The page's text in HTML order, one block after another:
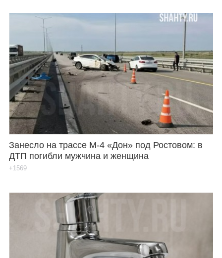
Занесло на трассе М-4 «Дон» под Ростовом: в
ДТП погибли мужчина и женщина
+1569